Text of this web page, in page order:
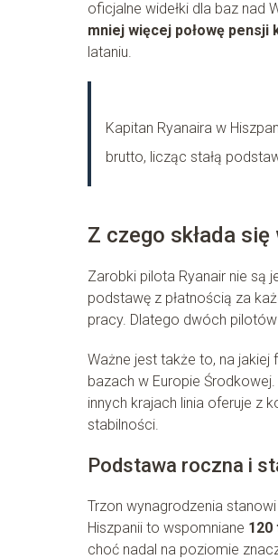
oficjalne widełki dla baz nad
mniej więcej połowę pensji
lataniu.
Kapitan Ryanaira w
brutto, licząc stałą
Z czego składa
Zarobki pilota Ryanair nie są
podstawę z płatnością za
pracy. Dlatego dwóch
Ważne jest także to, na
bazach w Europie
innych krajach linia oferuje z
stabilności.
Podstawa roczna i
Trzon wynagrodzenia
Hiszpanii to wspomniane 120
choć nadal na poziomie